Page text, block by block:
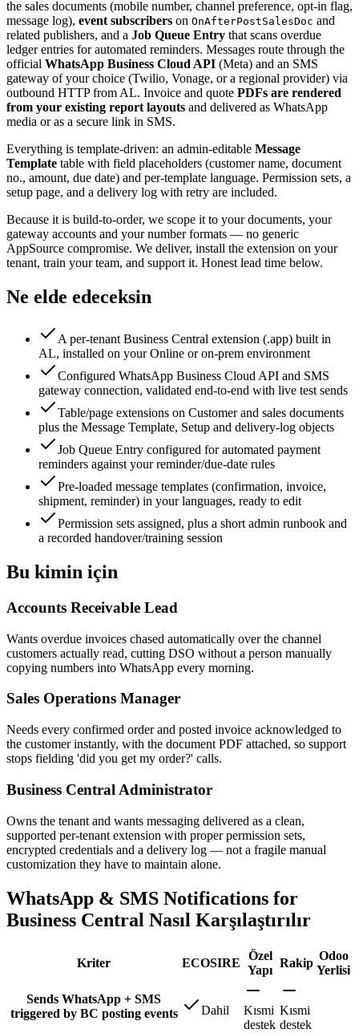
the sales documents (mobile number, channel preference, opt-in flag,
message log), event subscribers on OnAfterPostSalesDoc and
related publishers, and a Job Queue Entry that scans overdue
ledger entries for automated reminders. Messages route through the
official WhatsApp Business Cloud API (Meta) and an SMS
gateway of your choice (Twilio, Vonage, or a regional provider) via
outbound HTTP from AL. Invoice and quote PDFs are rendered
from your existing report layouts and delivered as WhatsApp
media or as a secure link in SMS.
Everything is template-driven: an admin-editable Message
Template table with field placeholders (customer name, document
no., amount, due date) and per-template language. Permission sets, a
setup page, and a delivery log with retry are included.
Because it is build-to-order, we scope it to your documents, your
gateway accounts and your number formats — no generic
AppSource compromise. We deliver, install the extension on your
tenant, train your team, and support it. Honest lead time below.
Ne elde edeceksin
A per-tenant Business Central extension (.app) built in
AL, installed on your Online or on-prem environment
Configured WhatsApp Business Cloud API and SMS
gateway connection, validated end-to-end with live test sends
Table/page extensions on Customer and sales documents
plus the Message Template, Setup and delivery-log objects
Job Queue Entry configured for automated payment
reminders against your reminder/due-date rules
Pre-loaded message templates (confirmation, invoice,
shipment, reminder) in your languages, ready to edit
Permission sets assigned, plus a short admin runbook and
a recorded handover/training session
Bu kimin için
Accounts Receivable Lead
Wants overdue invoices chased automatically over the channel
customers actually read, cutting DSO without a person manually
copying numbers into WhatsApp every morning.
Sales Operations Manager
Needs every confirmed order and posted invoice acknowledged to
the customer instantly, with the document PDF attached, so support
stops fielding 'did you get my order?' calls.
Business Central Administrator
Owns the tenant and wants messaging delivered as a clean,
supported per-tenant extension with proper permission sets,
encrypted credentials and a delivery log — not a fragile manual
customization they have to maintain alone.
WhatsApp & SMS Notifications for
Business Central Nasıl Karşılaştırılır
Kriter ECOSIRE
Özel
Yapı
Rakip
Odoo
Yerlisi
Sends WhatsApp + SMS
triggered by BC posting events
Dahil
Kısmi
destek
Kısmi
destek